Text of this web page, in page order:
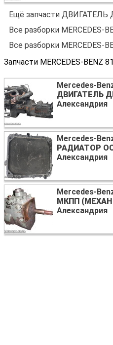
Ещё запчасти ДВИГАТЕЛЬ
Все разборки MERCEDES-
Все разборки MERCEDES-
Запчасти MERCEDES-BENZ
Mercedes-
ДВИГАТЕЛЬ
Александрия
Mercedes-
РАДИАТОР
Александрия
Mercedes-
МКПП
Александрия